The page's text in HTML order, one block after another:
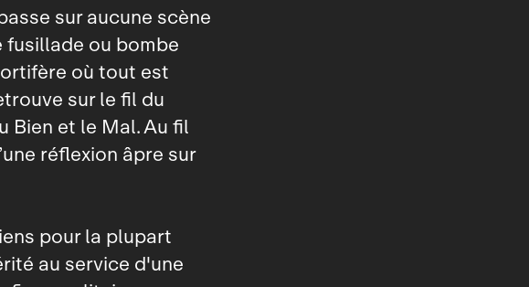
sur aucune scène
fusillade ou bombe
où tout est
sur le fil du
et le Mal. Au fil
réflexion âpre sur
pour la plupart
au service d'une